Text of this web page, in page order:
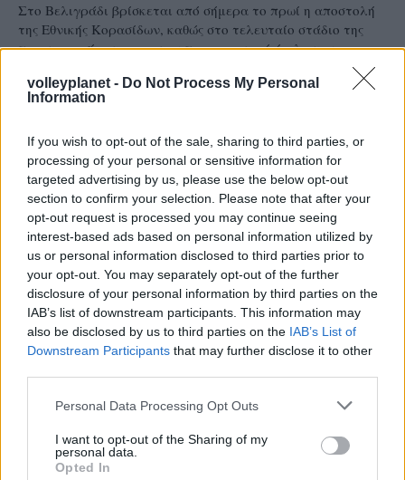
volleyplanet - Do Not Process My Personal
Information
If you wish to opt-out of the sale, sharing to third parties, or
processing of your personal or sensitive information for
targeted advertising by us, please use the below opt-out
section to confirm your selection. Please note that after your
opt-out request is processed you may continue seeing
interest-based ads based on personal information utilized by
us or personal information disclosed to third parties prior to
your opt-out. You may separately opt-out of the further
disclosure of your personal information by third parties on the
IAB’s list of downstream participants. This information may
also be disclosed by us to third parties on the IAB’s List of
Downstream Participants that may further disclose it to other
Please note that this website/app uses one or more Google
not limited to your visit or usage behaviour. You may click to
grant or deny consent to Google and its third-party tags to
Personal Data Processing Opt Outs
I want to opt-out of the Sharing of my
personal data.
Opted In
Στο Βελιγράδι βρίσκεται από σήμερα το πρωί η αποστολή
της Εθνικής Κορασίδων, καθώς στο τελευταίο στάδιο της
προετοιμασίας της για τον προκριματικό όμιλο του
Ευρωπαϊκού πρωταθλήματος (13-15 Ιανουαρίου στο Ρόβινι
της Κροατίας) θα δώσει δύο φιλικά με την Σερβία (την
Τρίτη και την Τετάρτη).
ΕΘΝΙΚΕΣ ΟΜΑΔΕΣ 08/01/2017
Στο Βελιγράδι η εθνική κορασίδων
Για το Βελιγράδι αναχώρησε η Εθνική ομάδα Κορασίδων, η